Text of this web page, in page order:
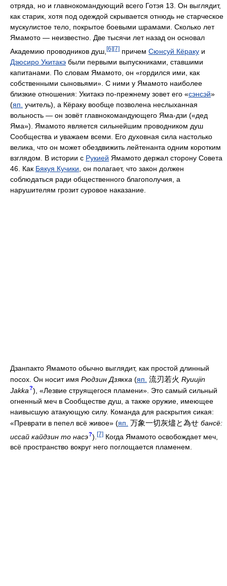
отряда, но и главнокомандующий всего Готэя 13. Он выглядит,
как старик, хотя под одеждой скрывается отнюдь не старческое
мускулистое тело, покрытое боевыми шрамами. Сколько лет
Ямамото — неизвестно. Две тысячи лет назад он основал
Академию проводников душ, [6] [7] причем Сюнсуй Кёраку и
Дзюсиро Укитакэ были первыми выпускниками, ставшими
капитанами. По словам Ямамото, он «гордился ими, как
собственными сыновьями». С ними у Ямамото наиболее
близкие отношения: Укитакэ по-прежнему зовет его «сэнсэй»
(яп. учитель), а Кёраку вообще позволена неслыханная
вольность — он зовёт главнокомандующего Яма-дзи («дед
Яма»). Ямамото является сильнейшим проводником душ
Сообщества и уважаем всеми. Его духовная сила настолько
велика, что он может обездвижить лейтенанта одним коротким
взглядом. В истории с Рукией Ямамото держал сторону Совета
46. Как Бякуя Кучики , он полагает, что закон должен
соблюдаться ради общественного благополучия, а
нарушителям грозит суровое наказание.
Дзанпакто Ямамото обычно выглядит, как простой длинный
посох. Он носит имя Рюдзин Дзякка (яп. 流刃若火 Ryuujin
Jakka?), «Лезвие струящегося пламени». Это самый сильный
огненный меч в Сообществе душ, а также оружие, имеющее
наивысшую атакующую силу. Команда для раскрытия сикая:
«Преврати в пепел всё живое» (яп. 万象一切灰燼と為せ бансё:
иссай кайдзин то насэ?).[7] Когда Ямамото освобождает меч,
всё пространство вокруг него поглощается пламенем.